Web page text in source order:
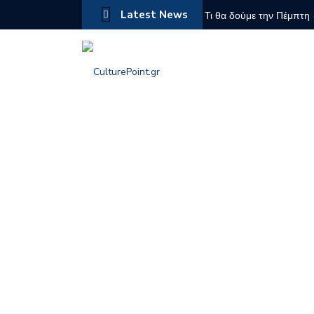
Latest News Τι θα δούμε την Πέμπτη